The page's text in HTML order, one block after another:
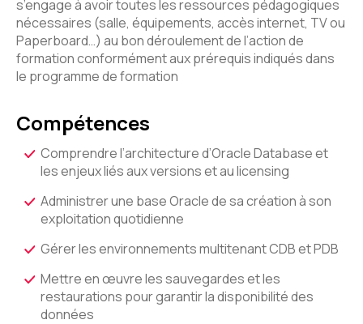
s’engage à avoir toutes les ressources pédagogiques
nécessaires (salle, équipements, accès internet, TV ou
Paperboard…) au bon déroulement de l’action de
formation conformément aux prérequis indiqués dans
le programme de formation
Compétences
Comprendre l’architecture d’Oracle Database et
les enjeux liés aux versions et au licensing
Administrer une base Oracle de sa création à son
exploitation quotidienne
Gérer les environnements multitenant CDB et PDB
Mettre en œuvre les sauvegardes et les
restaurations pour garantir la disponibilité des
données